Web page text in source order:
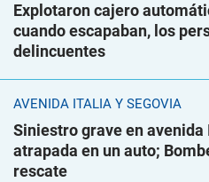
Explotaron cajero
cuando escapaban, los
delincuentes
AVENIDA ITALIA Y SEGOVIA
Siniestro grave en
atrapada en un auto;
rescate